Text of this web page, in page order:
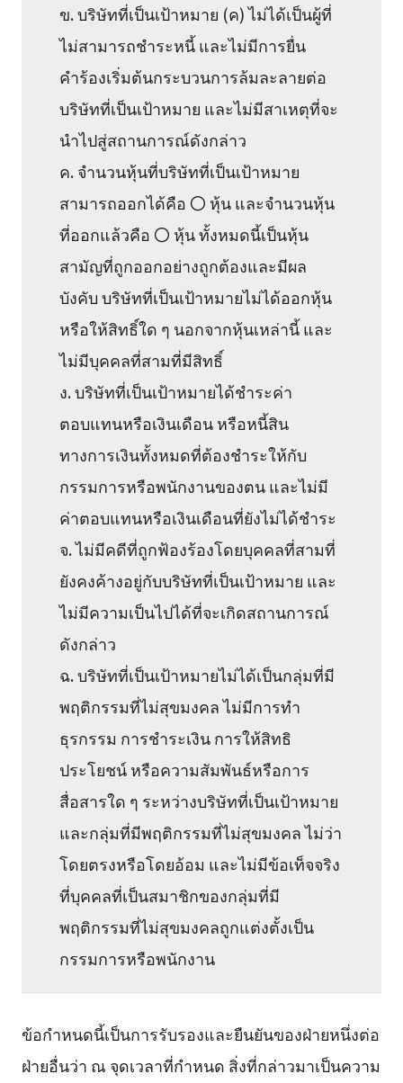
ข. บริษัทที่เป็นเป้าหมาย (ค) ไม่ได้เป็นผู้ที่
ไม่สามารถชำระหนี้ และไม่มีการยื่น
คำร้องเริ่มต้นกระบวนการล้มละลายต่อ
บริษัทที่เป็นเป้าหมาย และไม่มีสาเหตุที่จะ
นำไปสู่สถานการณ์ดังกล่าว
ค. จำนวนหุ้นที่บริษัทที่เป็นเป้าหมาย
สามารถออกได้คือ 〇 หุ้น และจำนวนหุ้น
ที่ออกแล้วคือ 〇 หุ้น ทั้งหมดนี้เป็นหุ้น
สามัญที่ถูกออกอย่างถูกต้องและมีผล
บังคับ บริษัทที่เป็นเป้าหมายไม่ได้ออกหุ้น
หรือให้สิทธิ์ใด ๆ นอกจากหุ้นเหล่านี้ และ
ไม่มีบุคคลที่สามที่มีสิทธิ์
ง. บริษัทที่เป็นเป้าหมายได้ชำระค่า
ตอบแทนหรือเงินเดือน หรือหนี้สิน
ทางการเงินทั้งหมดที่ต้องชำระให้กับ
กรรมการหรือพนักงานของตน และไม่มี
ค่าตอบแทนหรือเงินเดือนที่ยังไม่ได้ชำระ
จ. ไม่มีคดีที่ถูกฟ้องร้องโดยบุคคลที่สามที่
ยังคงค้างอยู่กับบริษัทที่เป็นเป้าหมาย และ
ไม่มีความเป็นไปได้ที่จะเกิดสถานการณ์
ดังกล่าว
ฉ. บริษัทที่เป็นเป้าหมายไม่ได้เป็นกลุ่มที่มี
พฤติกรรมที่ไม่สุขมงคล ไม่มีการทำ
ธุรกรรม การชำระเงิน การให้สิทธิ
ประโยชน์ หรือความสัมพันธ์หรือการ
สื่อสารใด ๆ ระหว่างบริษัทที่เป็นเป้าหมาย
และกลุ่มที่มีพฤติกรรมที่ไม่สุขมงคล ไม่ว่า
โดยตรงหรือโดยอ้อม และไม่มีข้อเท็จจริง
ที่บุคคลที่เป็นสมาชิกของกลุ่มที่มี
พฤติกรรมที่ไม่สุขมงคลถูกแต่งตั้งเป็น
กรรมการหรือพนักงาน
ข้อกำหนดนี้เป็นการรับรองและยืนยันของฝ่ายหนึ่งต่อ
ฝ่ายอื่นว่า ณ จุดเวลาที่กำหนด สิ่งที่กล่าวมาเป็นความ